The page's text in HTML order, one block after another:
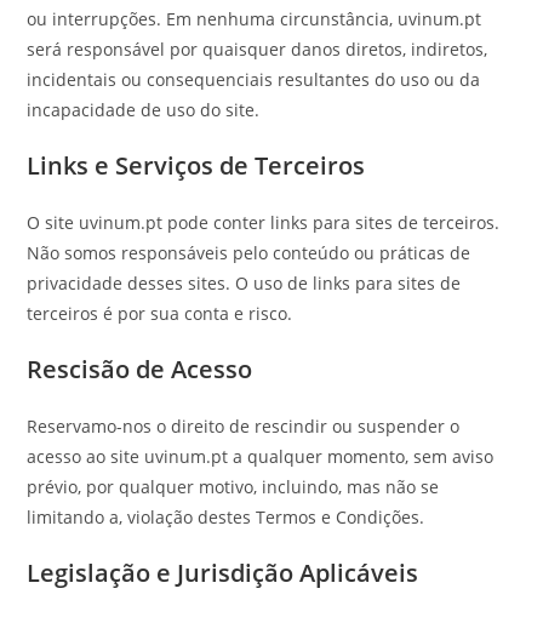
ou interrupções. Em nenhuma circunstância, uvinum.pt
será responsável por quaisquer danos diretos, indiretos,
incidentais ou consequenciais resultantes do uso ou da
incapacidade de uso do site.
Links e Serviços de Terceiros
O site uvinum.pt pode conter links para sites de terceiros.
Não somos responsáveis pelo conteúdo ou práticas de
privacidade desses sites. O uso de links para sites de
terceiros é por sua conta e risco.
Rescisão de Acesso
Reservamo-nos o direito de rescindir ou suspender o
acesso ao site uvinum.pt a qualquer momento, sem aviso
prévio, por qualquer motivo, incluindo, mas não se
limitando a, violação destes Termos e Condições.
Legislação e Jurisdição Aplicáveis